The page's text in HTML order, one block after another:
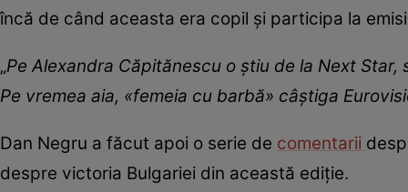
încă de când aceasta era copil și participa la
„Pe Alexandra Căpitănescu o știu de la Next
Pe vremea aia, «femeia cu barbă» câștiga
Dan Negru a făcut apoi o serie de comentarii
despre victoria Bulgariei din această ediție.